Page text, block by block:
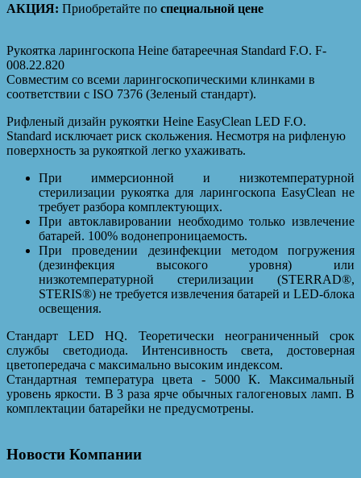
АКЦИЯ: Приобретайте по специальной цене
Рукоятка ларингоскопа Heine батареечная Standard F.O. F-
008.22.820
Совместим со всеми ларингоскопическими клинками в
соответствии с ISO 7376 (Зеленый стандарт).
Рифленый дизайн рукоятки Heine EasyClean LED F.O.
Standard исключает риск скольжения. Несмотря на рифленую
поверхность за рукояткой легко ухаживать.
При иммерсионной и низкотемпературной
стерилизации рукоятка для ларингоскопа EasyClean не
требует разбора комплектующих.
При автоклавировании необходимо только извлечение
батарей. 100% водонепроницаемость.
При проведении дезинфекции методом погружения
(дезинфекция высокого уровня) или
низкотемпературной стерилизации (STERRAD®,
STERIS®) не требуется извлечения батарей и LED-блока
освещения.
Стандарт LED HQ. Теоретически неограниченный срок
службы светодиода. Интенсивность света, достоверная
цветопередача с максимально высоким индексом.
Стандартная температура цвета - 5000 К. Максимальный
уровень яркости. В 3 раза ярче обычных галогеновых ламп. В
комплектации батарейки не предусмотрены.
Новости Компании